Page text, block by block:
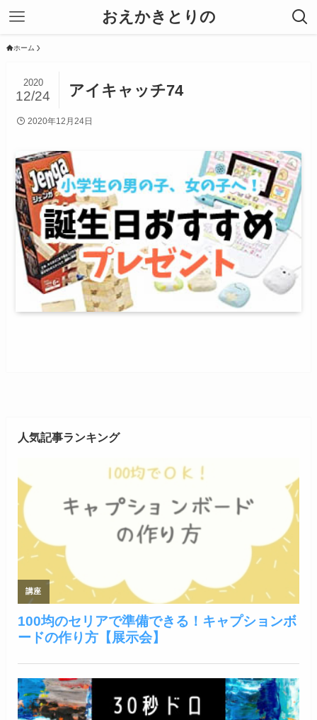
おえかきとりの
ホーム
アイキャッチ74
2020
12/24
2020年12月24日
人気記事ランキング